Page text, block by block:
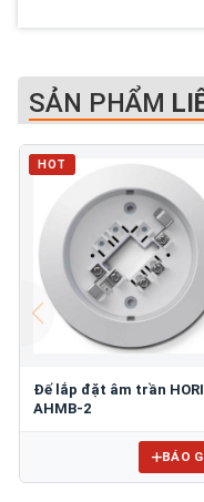
SẢN PHẨM
HOT
Đế lắp đặt âm trần
AHMB-2
BÁO